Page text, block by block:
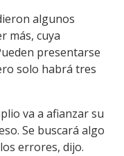
algunos
más, cuya
presentarse
solo habrá tres
va a afianzar su
Se buscará algo
errores, dijo.